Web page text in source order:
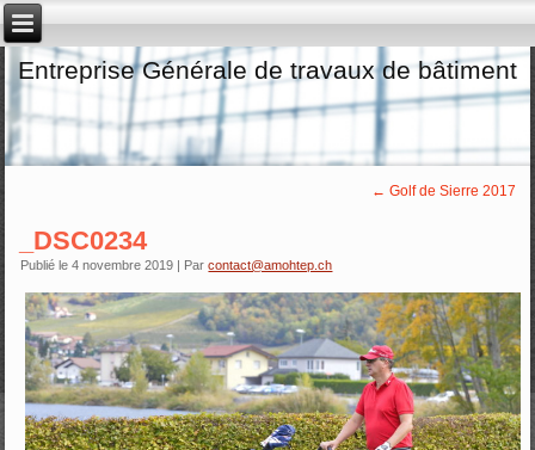
Entreprise Générale de travaux de bâtiment
← Golf de Sierre 2017
_DSC0234
Publié le 4 novembre 2019 | Par contact@amohtep.ch